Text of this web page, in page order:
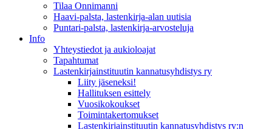
Tilaa Onnimanni
Haavi-palsta, lastenkirja-alan uutisia
Puntari-palsta, lastenkirja-arvosteluja
Info
Yhteystiedot ja aukioloajat
Tapahtumat
Lastenkirjainstituutin kannatusyhdistys ry
Liity jäseneksi!
Hallituksen esittely
Vuosikokoukset
Toimintakertomukset
Lastenkirjainstituutin kannatusyhdistys ry:n